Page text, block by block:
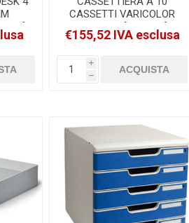
CASSETTI VARICOLOR
DURABLE [7610-27]
€155,52 IVA esclusa
i
h